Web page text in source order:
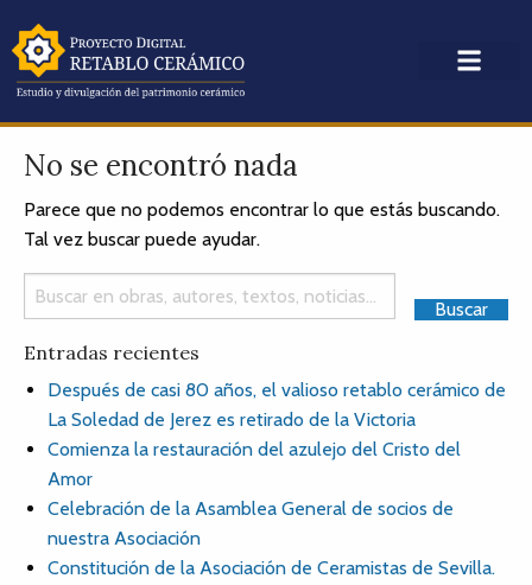
No se encontró nada
Parece que no podemos encontrar lo que estás buscando.
Tal vez buscar puede ayudar.
Entradas recientes
Después de casi 80 años, el valioso retablo cerámico de
La Soledad de Jerez es retirado de la Victoria
Comienza la restauración del azulejo del Cristo del
Amor
Celebración de la Asamblea General de socios de
nuestra Asociación
Constitución de la Asociación de Ceramistas de Sevilla.